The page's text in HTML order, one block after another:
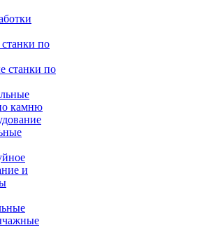
по
станки по
камню
и